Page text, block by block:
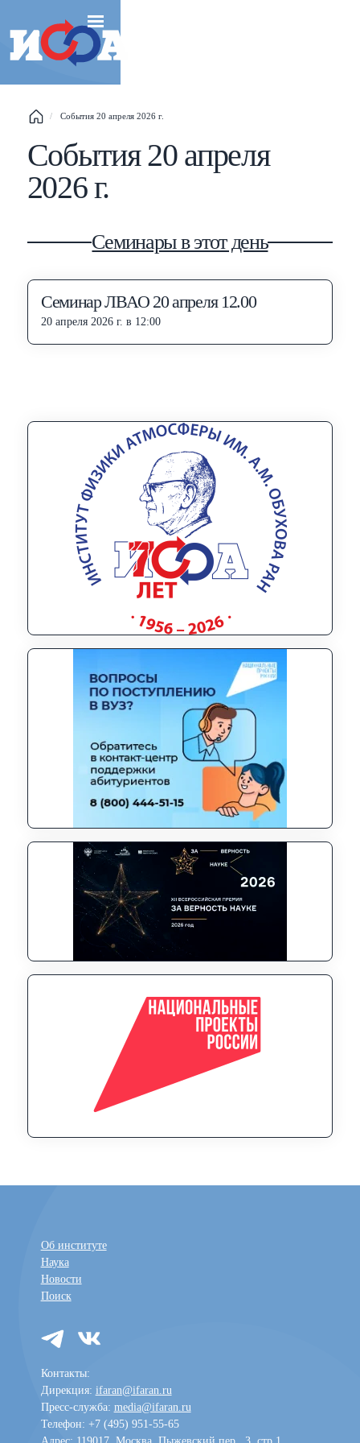
События 20 апреля 2026 г.
События 20 апреля
2026 г.
Семинары в этот день
Семинар ЛВАО 20 апреля 12.00
20 апреля 2026 г. в 12:00
Об институте
Наука
Новости
Поиск
Контакты:
Дирекция: ifaran@ifaran.ru
Пресс-служба: media@ifaran.ru
Телефон: +7 (495) 951-55-65
Адрес: 119017, Москва, Пыжевский пер., 3, стр.1
Search popup /